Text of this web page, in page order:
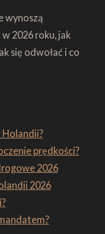
wynoszą
2026 roku, jak
się odwołać i co
Holandii?
prędkości?
2026
2026